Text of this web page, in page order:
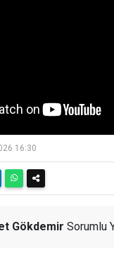
16:30
Gökdemir Sorumlu